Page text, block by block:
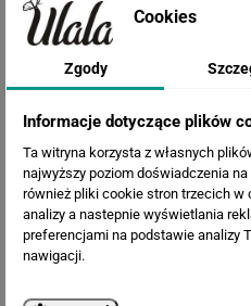
Fototapeta
Cookies
Zgody
Informacje dotyczące plików
Ta witryna korzysta z własnych
najwyższy poziom doświadczenia
również pliki cookie stron trzecich w
analizy a nastepnie wyświetlania
preferencjami na podstawie analizy
nawigacji.